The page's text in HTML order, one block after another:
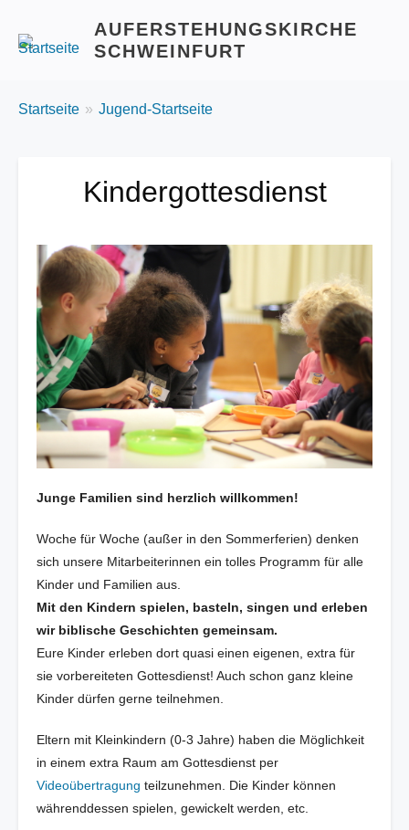
AUFERSTEHUNGSKIRCHE
SCHWEINFURT
BREADCRUMBS
You
Startseite Jugend-Startseite
Kindergottesdienst
Junge Familien sind herzlich willkommen!
Woche für Woche (außer in den Sommerferien) denken
sich unsere Mitarbeiterinnen ein tolles Programm für alle
Kinder und Familien aus.
Mit den Kindern spielen, basteln, singen und erleben
wir biblische Geschichten gemeinsam.
Eure Kinder erleben dort quasi einen eigenen, extra für
sie vorbereiteten Gottesdienst! Auch schon ganz kleine
Kinder dürfen gerne teilnehmen.
Eltern mit Kleinkindern (0-3 Jahre) haben die Möglichkeit
in einem extra Raum am Gottesdienst per
Videoübertragung teilzunehmen. Die Kinder können
währenddessen spielen, gewickelt werden, etc.